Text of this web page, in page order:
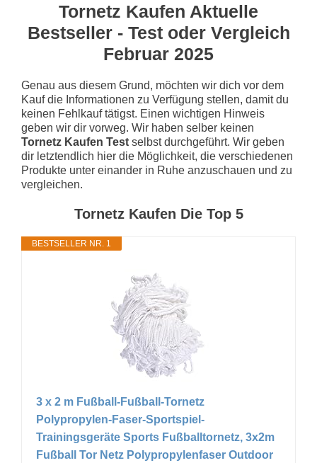
Tornetz Kaufen Aktuelle
Bestseller - Test oder Vergleich
Februar 2025
Genau aus diesem Grund, möchten wir dich vor dem
Kauf die Informationen zu Verfügung stellen, damit du
keinen Fehlkauf tätigst. Einen wichtigen Hinweis
geben wir dir vorweg. Wir haben selber keinen
Tornetz Kaufen Test selbst durchgeführt. Wir geben
dir letztendlich hier die Möglichkeit, die verschiedenen
Produkte unter einander in Ruhe anzuschauen und zu
vergleichen.
Tornetz Kaufen Die Top 5
BESTSELLER NR. 1
3 x 2 m Fußball-Fußball-Tornetz
Polypropylen-Faser-Sportspiel-
Trainingsgeräte Sports Fußballtornetz, 3x2m
Fußball Tor Netz Polypropylenfaser Outdoor